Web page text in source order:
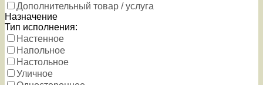
Дополнительный товар / услуга
Назначение
Тип исполнения:
Настенное
Напольное
Настольное
Уличное